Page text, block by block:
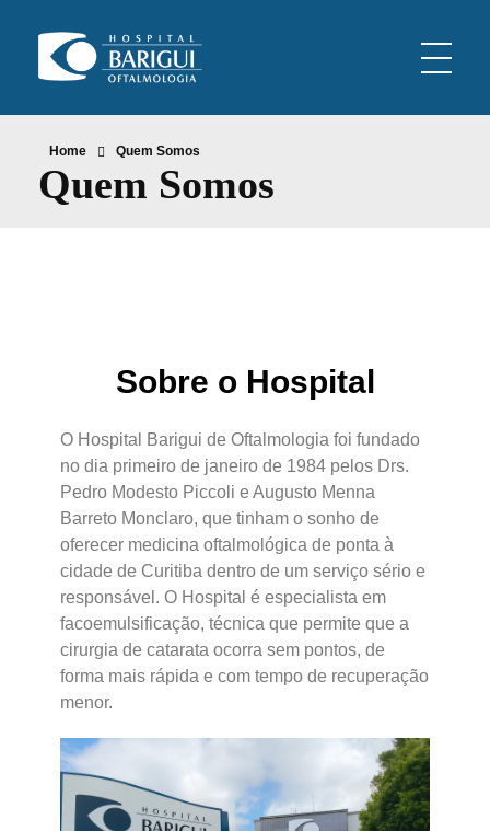
Oftalmologia Barigui
Oftalmologia Curitiba
Home Quem Somos
Quem Somos
Sobre o Hospital
O Hospital Barigui de Oftalmologia foi fundado
no dia primeiro de janeiro de 1984 pelos Drs.
Pedro Modesto Piccoli e Augusto Menna
Barreto Monclaro, que tinham o sonho de
oferecer medicina oftalmológica de ponta à
cidade de Curitiba dentro de um serviço sério e
responsável. O Hospital é especialista em
facoemulsificação, técnica que permite que a
cirurgia de catarata ocorra sem pontos, de
forma mais rápida e com tempo de recuperação
menor.